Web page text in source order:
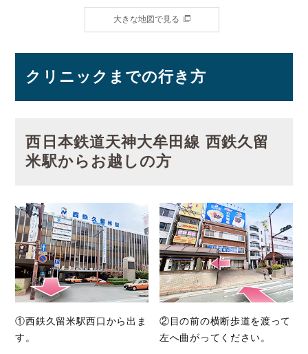
大きな地図で見る
クリニックまでの行き方
西日本鉄道天神大牟田線 西鉄久留
米駅からお越しの方
①西鉄久留米駅西口から出ま
す。
②目の前の横断歩道を渡って
左へ曲がってください。